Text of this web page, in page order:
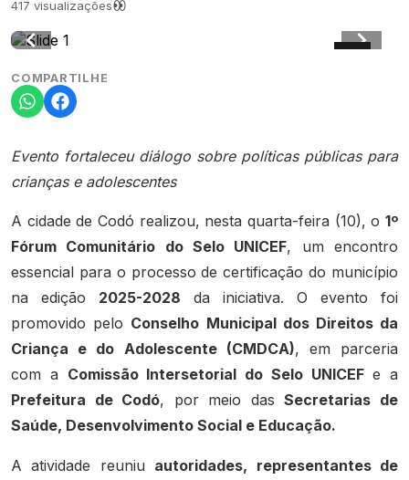
417 visualizações
COMPARTILHE
Evento fortaleceu diálogo sobre políticas públicas para
crianças e adolescentes
A cidade de Codó realizou, nesta quarta-feira (10), o 1º
Fórum Comunitário do Selo UNICEF, um encontro
essencial para o processo de certificação do município
na edição 2025-2028 da iniciativa. O evento foi
promovido pelo Conselho Municipal dos Direitos da
Criança e do Adolescente (CMDCA), em parceria
com a Comissão Intersetorial do Selo UNICEFe a
Prefeitura de Codó, por meio dasSecretarias de
Saúde, Desenvolvimento Social e Educação.
A atividade reuniu autoridades, representantes de